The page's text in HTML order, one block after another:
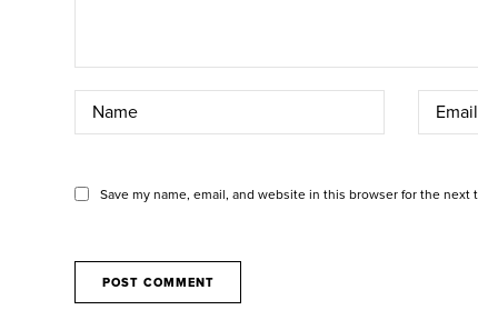
Save my name, email, and website in this browser for the next